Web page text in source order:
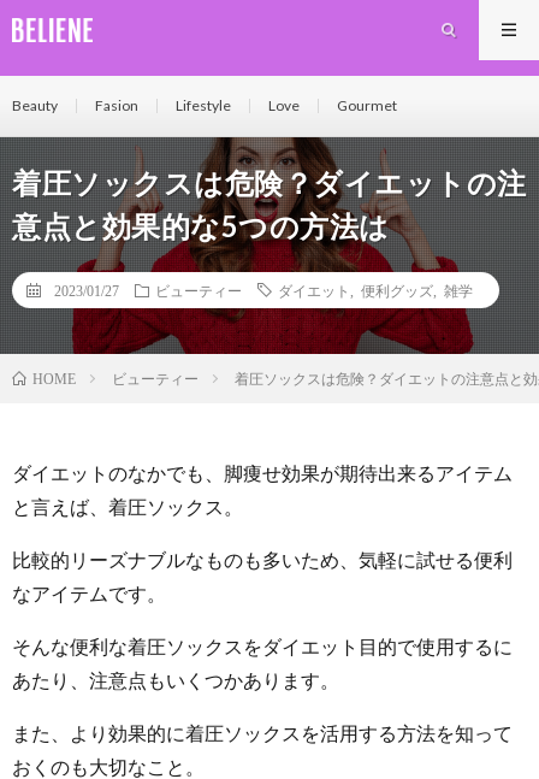
Beauty Fasion Lifestyle Love Gourmet
着圧ソックスは危険？ダイエットの注
意点と効果的な5つの方法は
2023/01/27 ビューティー ダイエット 便利グッズ 雑学
HOME ビューティー 着圧ソックスは危険？ダイエットの注意点と
ダイエットのなかでも、脚痩せ効果が期待出来るアイテム
と言えば、着圧ソックス。
比較的リーズナブルなものも多いため、気軽に試せる便利
なアイテムです。
そんな便利な着圧ソックスをダイエット目的で使用するに
あたり、注意点もいくつかあります。
また、より効果的に着圧ソックスを活用する方法を知って
おくのも大切なこと。